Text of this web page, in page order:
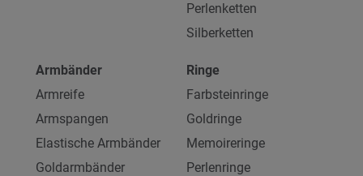
Perlenketten
Silberketten
Armbänder
Armreife
Armspangen
Elastische Armbänder
Goldarmbänder
Ringe
Farbsteinringe
Goldringe
Memoireringe
Perlenringe